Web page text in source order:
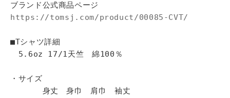
ブランド公式商品ページ
https://tomsj.com/product/00085-CVT/
■Tシャツ詳細
5.6oz 17/1天竺 綿100％
・サイズ
身丈 身巾 肩巾 袖丈